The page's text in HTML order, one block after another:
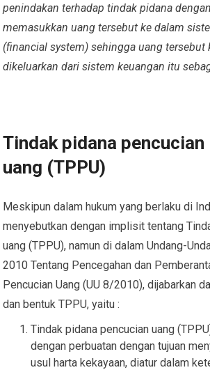
penindakan terhadap tindak pidana
memasukkan uang tersebut ke dalam
(financial system) sehingga uang tersebut
dikeluarkan dari sistem keuangan itu
Tindak pidana pencucian
uang (TPPU)
Meskipun dalam hukum yang berlaku di
menyebutkan dengan implisit tentang
uang (TPPU), namun di dalam Undang-
2010 Tentang Pencegahan dan
Pencucian Uang (UU 8/2010), dijabarkan
dan bentuk TPPU, yaitu :
Tindak pidana pencucian uang
dengan perbuatan dengan tujuan
usul harta kekayaan, diatur dalam